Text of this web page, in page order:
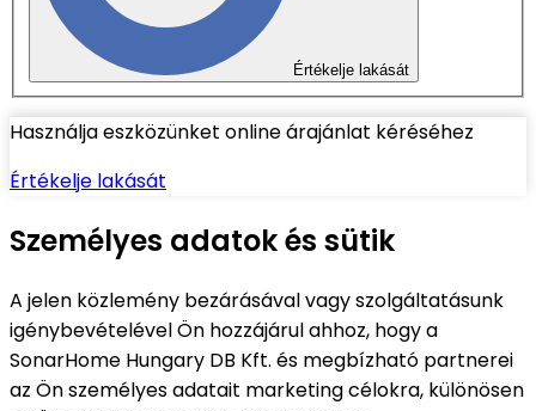
Értékelje lakását
Használja eszközünket online árajánlat kéréséhez
Értékelje lakását
Személyes adatok és sütik
A jelen közlemény bezárásával vagy szolgáltatásunk
igénybevételével Ön hozzájárul ahhoz, hogy a
SonarHome Hungary DB Kft. és megbízható partnerei
az Ön személyes adatait marketing célokra, különösen